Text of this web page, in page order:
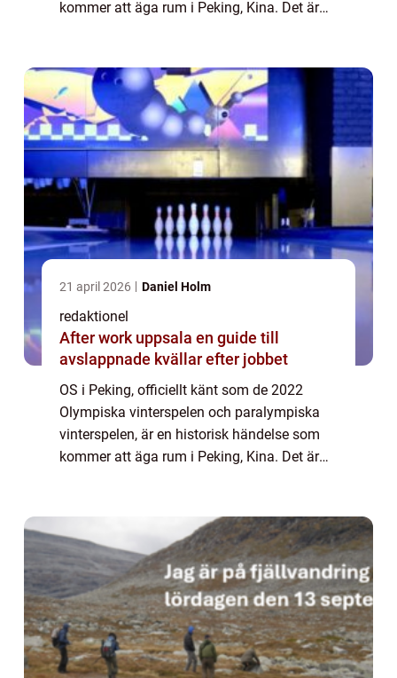
kommer att äga rum i Peking, Kina. Det är
u...
21 april 2026 Daniel Holm
redaktionel
After work uppsala en guide till
avslappnade kvällar efter jobbet
OS i Peking, officiellt känt som de 2022
Olympiska vinterspelen och paralympiska
vinterspelen, är en historisk händelse som
kommer att äga rum i Peking, Kina. Det är